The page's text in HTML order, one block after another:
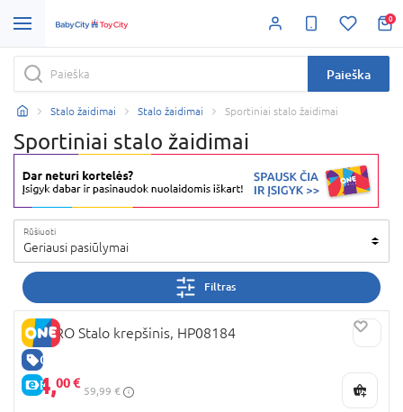
0
Paieška
Stalo žaidimai Stalo žaidimai Sportiniai stalo žaidimai
Sportiniai stalo žaidimai
Rūšiuoti
Geriausi pasiūlymai
Filtras
GERA KAINA
E-KAINA
HY-PRO Stalo krepšinis, HP08184
24,00 €
59,99 €